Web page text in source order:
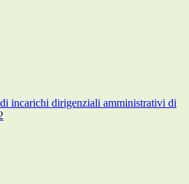
incarichi dirigenziali amministrativi di